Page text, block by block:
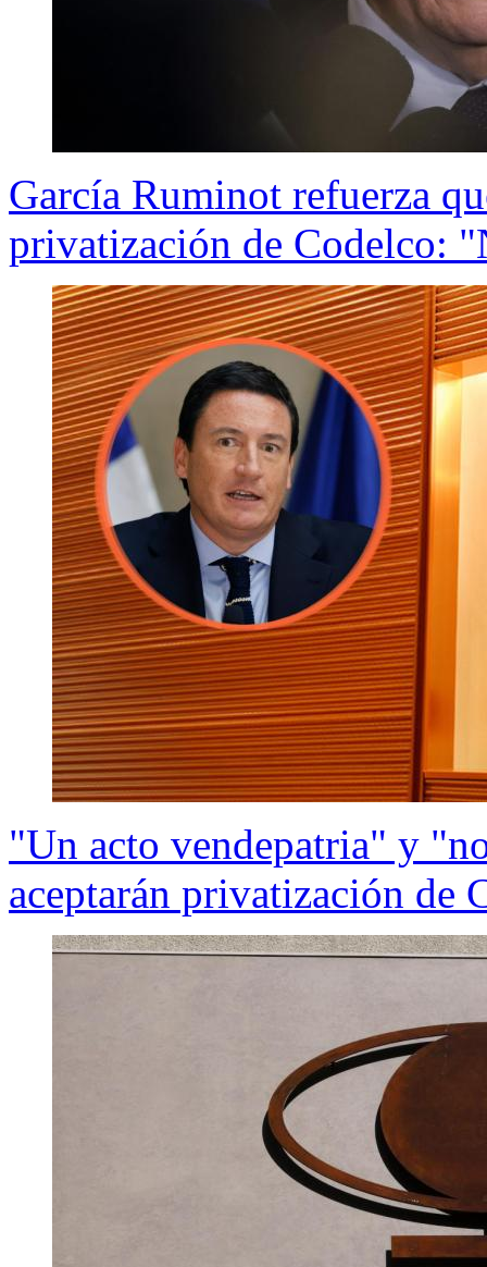
García Ruminot refuerza
privatización de Codelco:
"Un acto vendepatria" y
aceptarán privatización de